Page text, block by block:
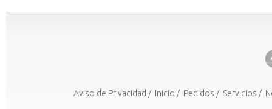
Aviso de Privacidad / Inicio / Pedidos / Servicios /